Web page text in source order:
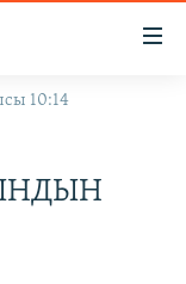
10:14